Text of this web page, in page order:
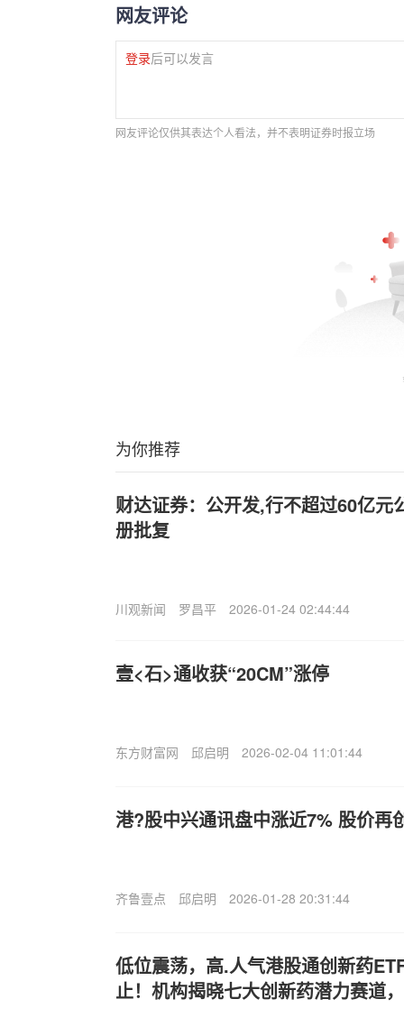
网友评论
登录后可以发言
网友评论仅供其表达个人看法，并不表明证券时报立场
为你推荐
财达证券：公开发,行不超过60亿元
册批复
川观新闻 罗昌平 2026-01-24 02:44:44
壹<石>通收获“20CM”涨停
东方财富网 邱启明 2026-02-04 11:01:44
港?股中兴通讯盘中涨近7% 股价再
齐鲁壹点 邱启明 2026-01-28 20:31:44
低位震荡，高.人气港股通创新药
止！机构揭晓七大创新药潜力赛道